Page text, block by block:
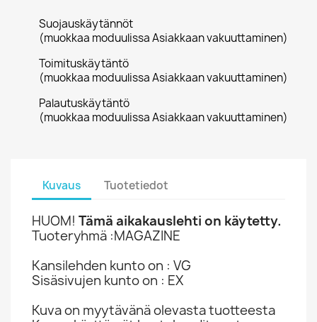
Suojauskäytännöt
(muokkaa moduulissa Asiakkaan vakuuttaminen)
Toimituskäytäntö
(muokkaa moduulissa Asiakkaan vakuuttaminen)
Palautuskäytäntö
(muokkaa moduulissa Asiakkaan vakuuttaminen)
Kuvaus Tuotetiedot
HUOM! Tämä aikakauslehti on käytetty.
Tuoteryhmä :MAGAZINE
Kansilehden kunto on : VG
Sisäsivujen kunto on : EX
Kuva on myytävänä olevasta tuotteesta